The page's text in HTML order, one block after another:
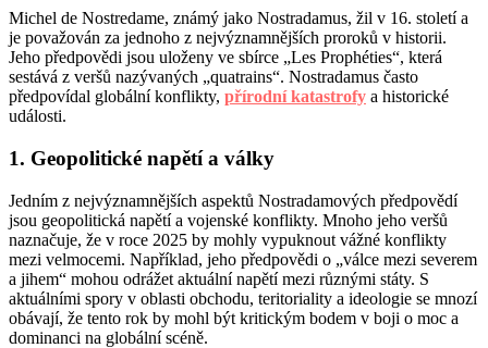
Michel de Nostredame, známý jako Nostradamus, žil v 16. století a
je považován za jednoho z nejvýznamnějších proroků v historii.
Jeho předpovědi jsou uloženy ve sbírce „Les Prophéties“, která
sestává z veršů nazývaných „quatrains“. Nostradamus často
předpovídal globální konflikty, přírodní katastrofy a historické
události.
1. Geopolitické napětí a války
Jedním z nejvýznamnějších aspektů Nostradamových předpovědí
jsou geopolitická napětí a vojenské konflikty. Mnoho jeho veršů
naznačuje, že v roce 2025 by mohly vypuknout vážné konflikty
mezi velmocemi. Například, jeho předpovědi o „válce mezi severem
a jihem“ mohou odrážet aktuální napětí mezi různými státy. S
aktuálními spory v oblasti obchodu, teritoriality a ideologie se mnozí
obávají, že tento rok by mohl být kritickým bodem v boji o moc a
dominanci na globální scéně.